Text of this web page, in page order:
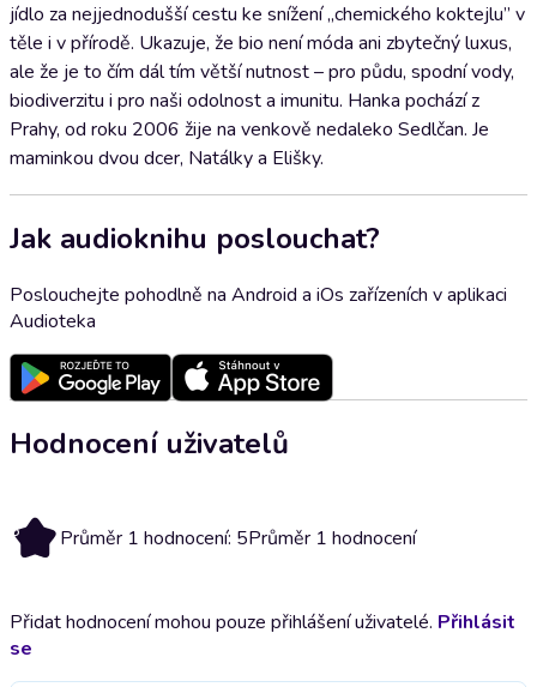
jídlo za nejjednodušší cestu ke snížení „chemického koktejlu” v
těle i v přírodě. Ukazuje, že bio není móda ani zbytečný luxus,
ale že je to čím dál tím větší nutnost – pro půdu, spodní vody,
biodiverzitu i pro naši odolnost a imunitu. Hanka pochází z
Prahy, od roku 2006 žije na venkově nedaleko Sedlčan. Je
maminkou dvou dcer, Natálky a Elišky.
Jak audioknihu poslouchat?
Poslouchejte pohodlně na Android a iOs zařízeních v aplikaci
Audioteka
Hodnocení uživatelů
5 Průměr 1 hodnocení: 5Průměr 1 hodnocení
Přidat hodnocení mohou pouze přihlášení uživatelé. Přihlásit
se